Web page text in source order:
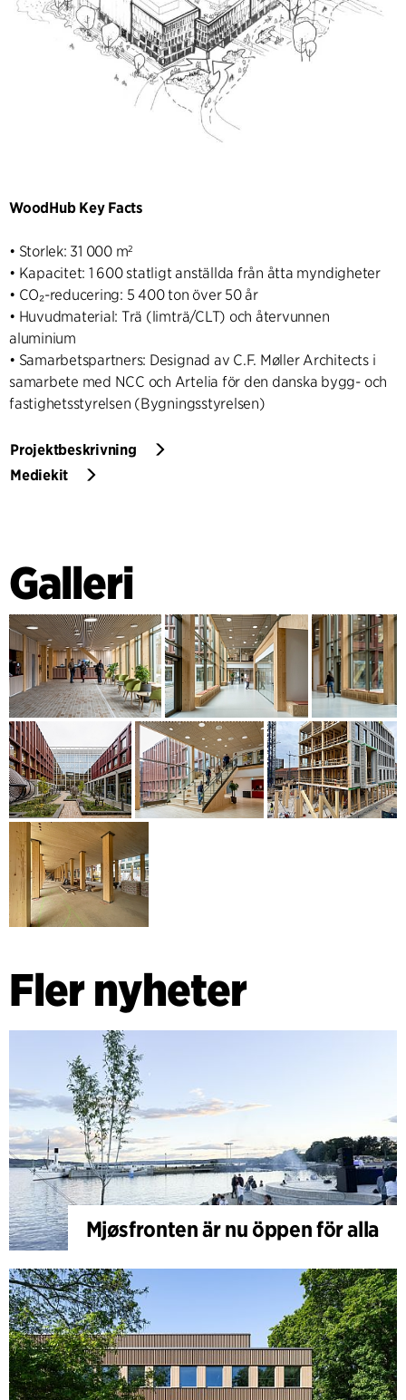
WoodHub Key Facts
• Storlek: 31 000 m²
• Kapacitet: 1 600 statligt anställda från åtta myndigheter
• CO₂-reducering: 5 400 ton över 50 år
• Huvudmaterial: Trä (limträ/CLT) och återvunnen
aluminium
• Samarbetspartners: Designad av C.F. Møller Architects i
samarbete med NCC och Artelia för den danska bygg- och
fastighetsstyrelsen (Bygningsstyrelsen)
Projektbeskrivning
Mediekit
Galleri
Fler nyheter
Mjøsfronten är nu öppen för alla